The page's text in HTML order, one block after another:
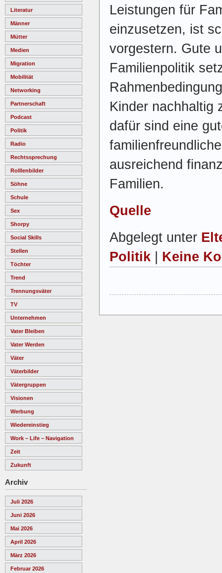
Literatur
Männer
Mütter
Medien
Migration
Mobilität
Networking
Partnerschaft
Podcast
Politik
Radio
Rechtssprechung
Rolllenbilder
Söhne
Schule
Sex
Shorpy
Social Skills
Stellen
Töchter
Trend
Trennungsväter
TV
Unternehmen
Vater Bleiben
Vater Werden
Väter
Väterbilder
Vätergruppen
Visionen
Werbung
Wiedereinstieg
Work – Life – Navigation
Zeit
Zukunft
Archiv
Juli 2026
Juni 2026
Mai 2026
April 2026
März 2026
Februar 2026
Leistungen für
einzusetzen, ist
vorgestern. Gute
Familienpolitik
Kinder nachhaltig
dafür sind eine
ausreichend
Familien.
Quelle
Abgelegt unter
Politik
Keine